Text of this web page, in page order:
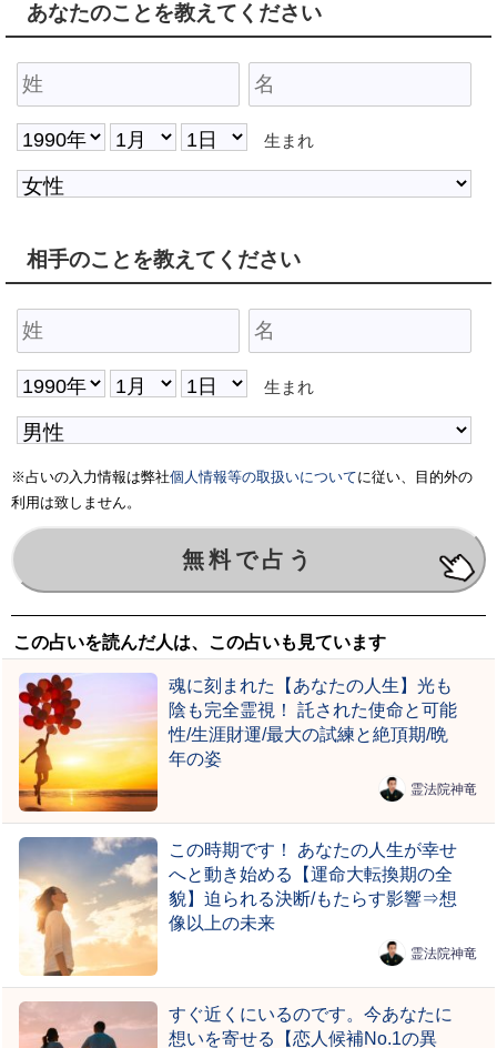
あなたのことを教えてください
生まれ
相手のことを教えてください
生まれ
※占いの入力情報は弊社個人情報等の取扱いについてに従い、目的外の
利用は致しません。
この占いを読んだ人は、この占いも見ています
魂に刻まれた【あなたの人生】光も
陰も完全霊視！ 託された使命と可能
性/生涯財運/最大の試練と絶頂期/晩
年の姿
霊法院神竜
この時期です！ あなたの人生が幸せ
へと動き始める【運命大転換期の全
貌】迫られる決断/もたらす影響⇒想
像以上の未来
霊法院神竜
すぐ近くにいるのです。今あなたに
想いを寄せる【恋人候補No.1の異